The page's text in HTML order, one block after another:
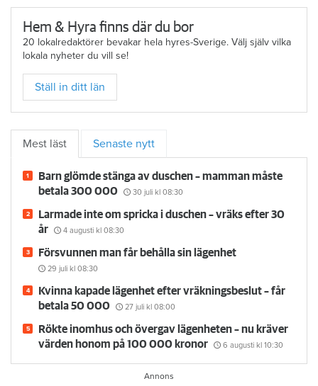
Hem & Hyra finns där du bor
20 lokalredaktörer bevakar hela hyres-Sverige. Välj själv vilka
lokala nyheter du vill se!
Ställ in ditt län
Mest läst Senaste nytt
Barn glömde stänga av duschen – mamman måste
betala 300 000
30 juli kl 08:30
Larmade inte om spricka i duschen – vräks efter 30
år
4 augusti kl 08:30
Försvunnen man får behålla sin lägenhet
29 juli kl 08:30
Kvinna kapade lägenhet efter vräkningsbeslut – får
betala 50 000
27 juli kl 08:00
Rökte inomhus och övergav lägenheten – nu kräver
värden honom på 100 000 kronor
6 augusti kl 10:30